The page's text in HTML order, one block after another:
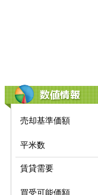
数値情報
売却基準価額
平米数
賃貸需要
買受可能価額